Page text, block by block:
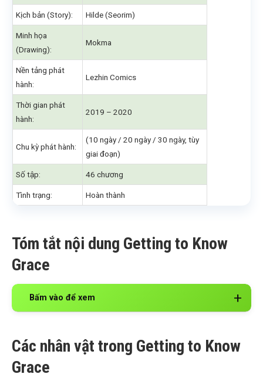
Kịch bản (Story): Hilde (Seorim)
Minh họa
(Drawing):
Mokma
Nền tảng phát
hành:
Lezhin Comics
Thời gian phát
hành:
2019 – 2020
Chu kỳ phát hành:
(10 ngày / 20 ngày / 30 ngày, tùy
giai đoạn)
Số tập: 46 chương
Tình trạng: Hoàn thành
Tóm tắt nội dung Getting to Know
Grace
Bấm vào để xem
Các nhân vật trong Getting to Know
Grace